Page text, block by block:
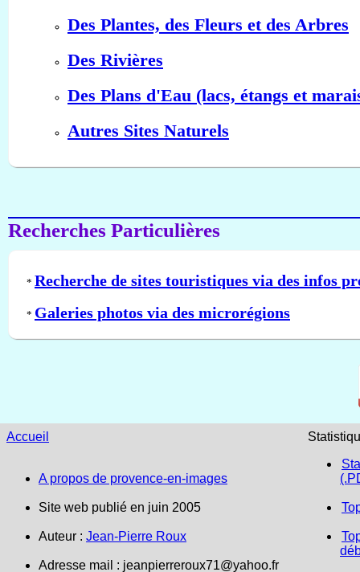
Des Plantes, des Fleurs et des Arbres
Des Rivières
Des Plans d'Eau (lacs, étangs et
Autres Sites Naturels
Recherches Particulières
* Recherche de sites touristiques via des infos
* Galeries photos via des microrégions
Accueil
A propos de provence-en-images
Site web publié en juin 2005
Auteur : Jean-Pierre Roux
Adresse mail : jeanpierreroux71@yahoo.fr